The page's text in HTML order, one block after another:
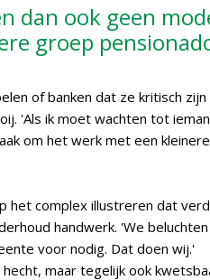
dan ook geen
groep
of banken dat ze kritisch
'Als ik moet wachten tot
om het werk met een
het complex illustreren dat
handwerk. 'We
voor nodig. Dat doen wij.'
maar tegelijk ook